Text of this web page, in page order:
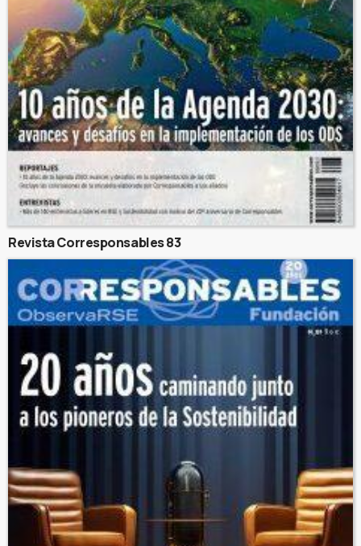
Revista Corresponsables 83